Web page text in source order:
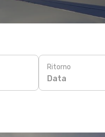
Ritorno
Data